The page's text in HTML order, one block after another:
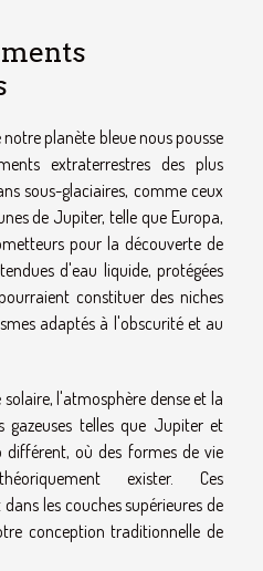
planète bleue nous pousse
extraterrestres des plus
sous-glaciaires, comme ceux
de Jupiter, telle que Europa,
pour la découverte de
d'eau liquide, protégées
constituer des niches
adaptés à l'obscurité et au
l'atmosphère dense et la
gazeuses telles que Jupiter et
où des formes de vie
exister. Ces
les couches supérieures de
conception traditionnelle de